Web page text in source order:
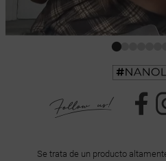
Se trata de un producto